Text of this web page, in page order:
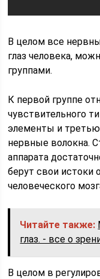
В целом все
глаз человека,
группами.
К первой группе
чувствительного
элементы и
нервные волокна.
аппарата
берут свои истоки
человеческого
Читайте также:
глаз. - все о
В целом в